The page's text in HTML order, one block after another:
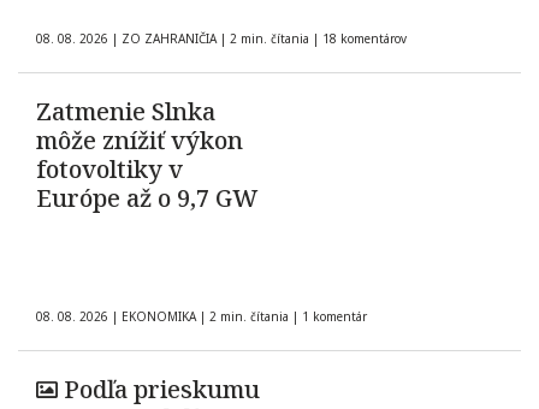
08. 08. 2026 | ZO ZAHRANIČIA | 2 min. čítania | 18 komentárov
Zatmenie Slnka
môže znížiť výkon
fotovoltiky v
Európe až o 9,7 GW
08. 08. 2026 | EKONOMIKA | 2 min. čítania | 1 komentár
Podľa prieskumu